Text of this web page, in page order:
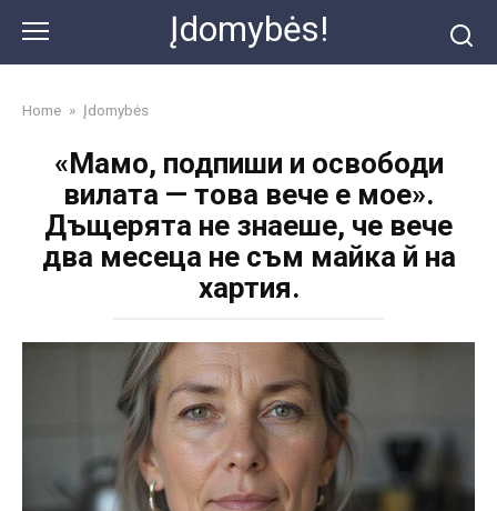
content
Įdomybės!
Home » Įdomybės
«Мамо, подпиши и освободи
вилата — това вече е мое».
Дъщерята не знаеше, че вече
два месеца не съм майка й на
хартия.